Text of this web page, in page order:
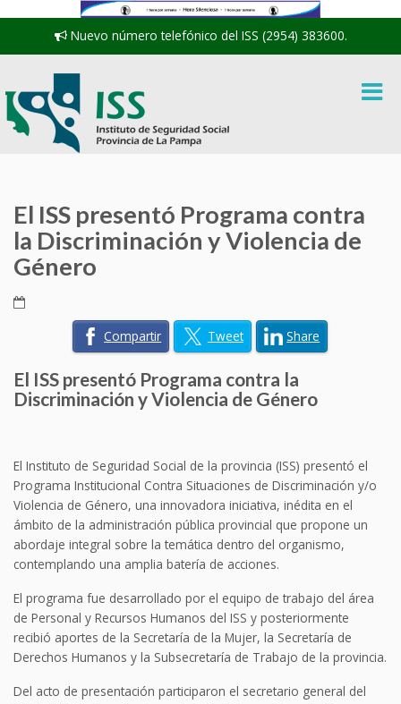
Nuevo número telefónico del ISS (2954) 383600.
El ISS presentó Programa contra
la Discriminación y Violencia de
Género
Compartir Tweet Share
El ISS presentó Programa contra la
Discriminación y Violencia de Género
El Instituto de Seguridad Social de la provincia (ISS) presentó el
Programa Institucional Contra Situaciones de Discriminación y/o
Violencia de Género, una innovadora iniciativa, inédita en el
ámbito de la administración pública provincial que propone un
abordaje integral sobre la temática dentro del organismo,
contemplando una amplia batería de acciones.
El programa fue desarrollado por el equipo de trabajo del área
de Personal y Recursos Humanos del ISS y posteriormente
recibió aportes de la Secretaría de la Mujer, la Secretaría de
Derechos Humanos y la Subsecretaría de Trabajo de la provincia.
Del acto de presentación participaron el secretario general del